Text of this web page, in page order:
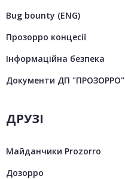
Bug bounty (ENG)
Прозорро концесії
Інформаційна безпека
Документи ДП "ПРОЗОРРО"
ДРУЗІ
Майданчики Prozorro
Дозорро